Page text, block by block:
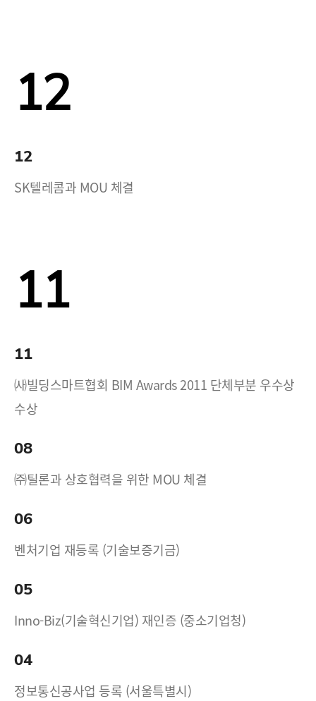
12
12
SK텔레콤과 MOU 체결
11
11
㈔빌딩스마트협회 BIM Awards 2011 단체부분 우수상
수상
08
㈜틸론과 상호협력을 위한 MOU 체결
06
벤처기업 재등록 (기술보증기금)
05
Inno-Biz(기술혁신기업) 재인증 (중소기업청)
04
정보통신공사업 등록 (서울특별시)